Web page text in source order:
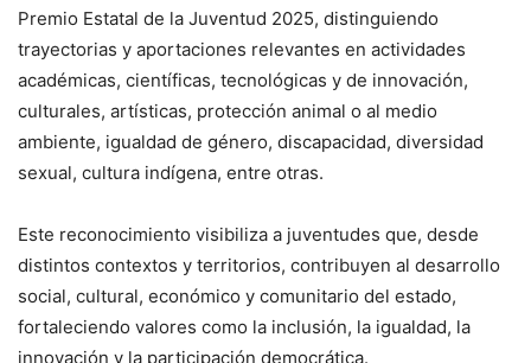
Premio Estatal de la Juventud 2025, distinguiendo
trayectorias y aportaciones relevantes en actividades
académicas, científicas, tecnológicas y de innovación,
culturales, artísticas, protección animal o al medio
ambiente, igualdad de género, discapacidad, diversidad
sexual, cultura indígena, entre otras.
Este reconocimiento visibiliza a juventudes que, desde
distintos contextos y territorios, contribuyen al desarrollo
social, cultural, económico y comunitario del estado,
fortaleciendo valores como la inclusión, la igualdad, la
innovación y la participación democrática.